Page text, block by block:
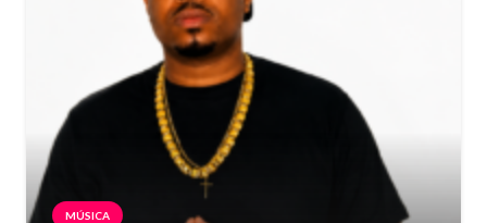
MÚSICA